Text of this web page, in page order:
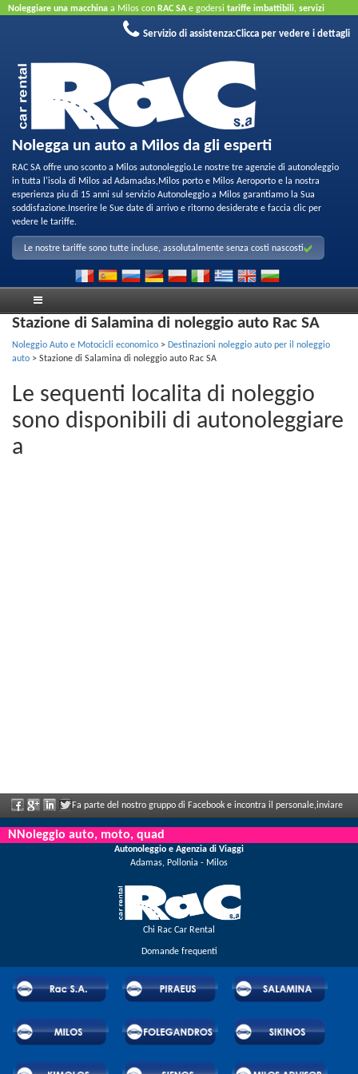
Noleggiare una macchina a Milos con RAC SA e godersi tariffe imbattibili, servizi
parco di qualita per noleggio
Non e necessaria la carta di credito.Servizio di assistenza:Clicca per vedere i dettagli
Nolegga un auto a Milos da gli esperti
RAC SA offre uno sconto a Milos autonoleggio.Le nostre tre agenzie di autonoleggio
in tutta l'isola di Milos ad Adamadas,Milos porto e Milos Aeroporto e la nostra
esperienza piu di 15 anni sul servizio Autonoleggio a Milos garantiamo la Sua
soddisfazione.Inserire le Sue date di arrivo e ritorno desiderate e faccia clic per
vedere le tariffe.
Le nostre tariffe sono tutte incluse, assolutalmente senza costi nascosti
Stazione di Salamina di noleggio auto Rac SA
Noleggio Auto e Motocicli economico > Destinazioni noleggio auto per il noleggio
auto > Stazione di Salamina di noleggio auto Rac SA
Le sequenti localita di noleggio
sono disponibili di autonoleggiare
a
Fa parte del nostro gruppo di Facebook e incontra il personale,inviare
le sue valutazioni e ne aproffita i grandi sconti e le offerte che vengono annunciati
NNoleggio auto, moto, quad
Autonoleggio e Agenzia di Viaggi
Adamas, Pollonia - Milos
Chi Rac Car Rental
Domande frequenti